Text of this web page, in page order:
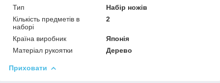
Тип
Набір ножів
Кількість предметів в
наборі
2
Країна виробник
Японія
Матеріал рукоятки
Дерево
Приховати